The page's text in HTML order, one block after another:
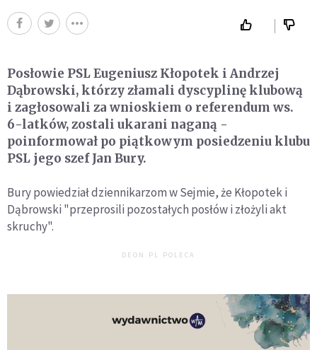
Posłowie PSL Eugeniusz Kłopotek i Andrzej
Dąbrowski, którzy złamali dyscyplinę klubową
i zagłosowali za wnioskiem o referendum ws.
6-latków, zostali ukarani naganą -
poinformował po piątkowym posiedzeniu klubu
PSL jego szef Jan Bury.
Bury powiedział dziennikarzom w Sejmie, że Kłopotek i
Dąbrowski "przeprosili pozostałych posłów i złożyli akt
skruchy".
DEON.PL POLECA